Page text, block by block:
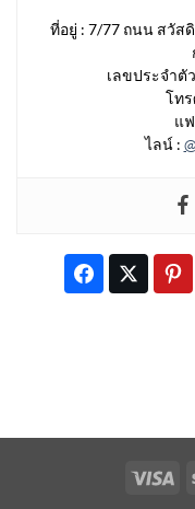
ที่อยู่ : 7/77 ถนน สวัส
เลขประจำตั
โท
แ
ไลน์ :